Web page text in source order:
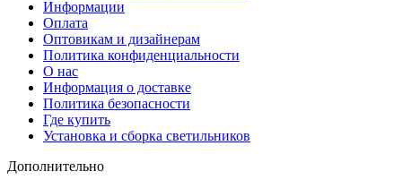
Информации
Оплата
Оптовикам и дизайнерам
Политика конфиденциальности
О нас
Информация о доставке
Политика безопасности
Где купить
Установка и сборка светильников
Дополнительно